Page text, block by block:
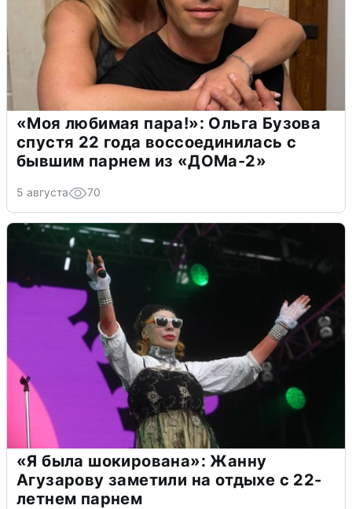
«Моя любимая пара!»: Ольга Бузова
спустя 22 года воссоединилась с
бывшим парнем из «ДОМа-2»
5 августа 70
«Я была шокирована»: Жанну
Агузарову заметили на отдыхе с 22-
летнем парнем